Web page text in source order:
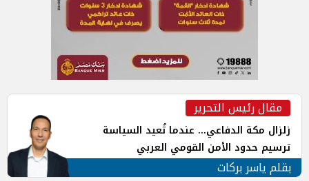
مقال رئيس التحرير
زلزال مكة الدفاعي... عندما تُعيد السياسة
ترسيم حدود الأمن القومي العربي
بقلم ياسر بركات